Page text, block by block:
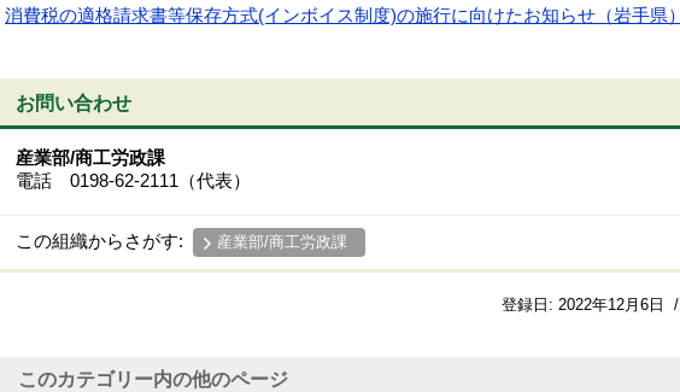
消費税の適格請求書等保存方式(インボイス制度)の施行に向けたお知らせ（岩手県）
お問い合わせ
産業部/商工労政課
電話 0198-62-2111（代表）
この組織からさがす: 産業部/商工労政課
登録日: 2022年12月6日 /
このカテゴリー内の他のページ